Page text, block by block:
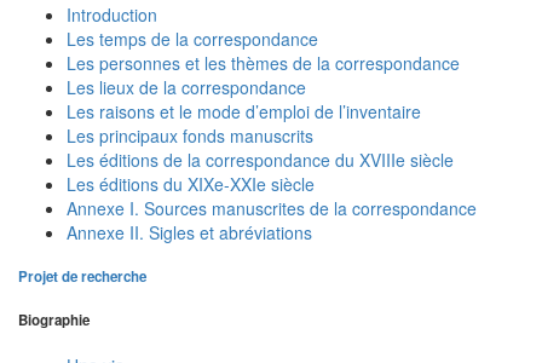
Introduction
Les temps de la correspondance
Les personnes et les thèmes de la correspondance
Les lieux de la correspondance
Les raisons et le mode d’emploi de l’inventaire
Les principaux fonds manuscrits
Les éditions de la correspondance du XVIIIe siècle
Les éditions du XIXe-XXIe siècle
Annexe I. Sources manuscrites de la correspondance
Annexe II. Sigles et abréviations
Projet de recherche
Biographie